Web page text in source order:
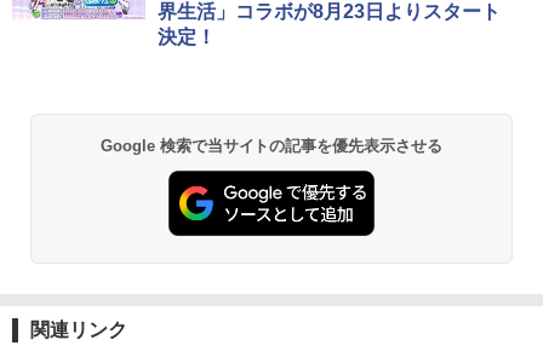
界生活」コラボが8月23日よりスタート
決定！
Google 検索で当サイトの記事を優先表示させる
関連リンク